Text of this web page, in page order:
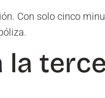
Con solo cinco
la